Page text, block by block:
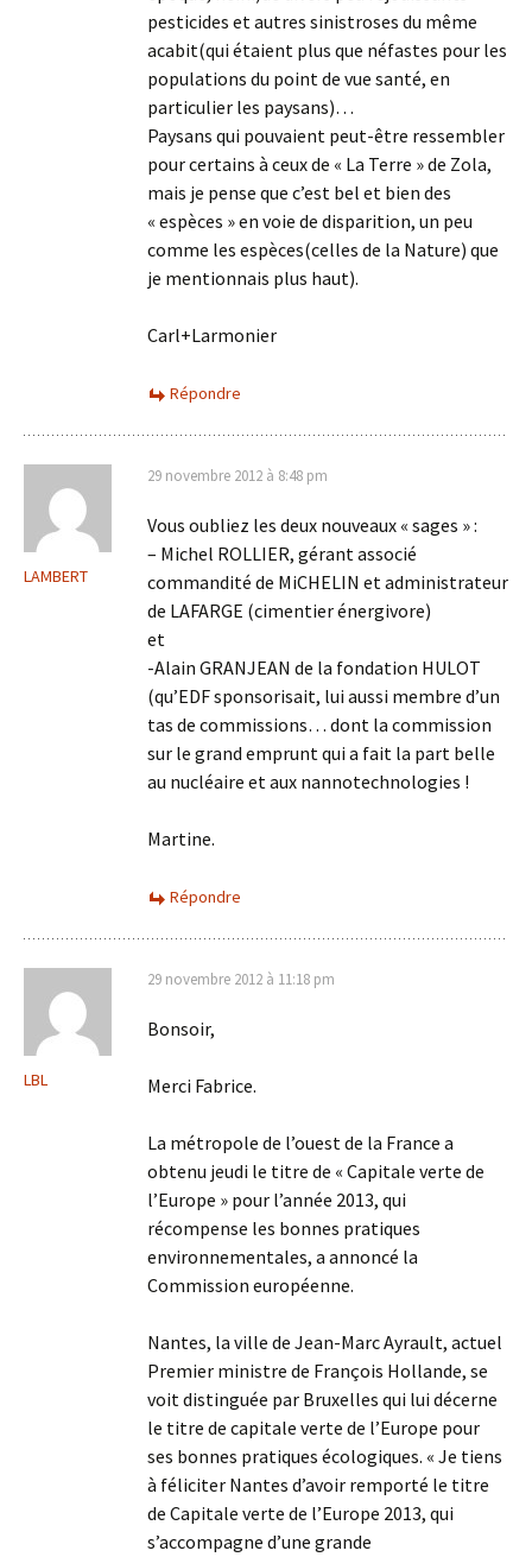
pesticides et autres sinistroses du même
acabit(qui étaient plus que néfastes pour les
populations du point de vue santé, en
particulier les paysans)…
Paysans qui pouvaient peut-être ressembler
pour certains à ceux de « La Terre » de Zola,
mais je pense que c’est bel et bien des
« espèces » en voie de disparition, un peu
comme les espèces(celles de la Nature) que
je mentionnais plus haut).
Carl+Larmonier
Répondre
LAMBERT
29 novembre 2012 à 8:48 pm
Vous oubliez les deux nouveaux « sages » :
– Michel ROLLIER, gérant associé
commandité de MiCHELIN et administrateur
de LAFARGE (cimentier énergivore)
et
-Alain GRANJEAN de la fondation HULOT
(qu’EDF sponsorisait, lui aussi membre d’un
tas de commissions… dont la commission
sur le grand emprunt qui a fait la part belle
au nucléaire et aux nannotechnologies !
Martine.
Répondre
LBL
29 novembre 2012 à 11:18 pm
Bonsoir,
Merci Fabrice.
La métropole de l’ouest de la France a
obtenu jeudi le titre de « Capitale verte de
l’Europe » pour l’année 2013, qui
récompense les bonnes pratiques
environnementales, a annoncé la
Commission européenne.
Nantes, la ville de Jean-Marc Ayrault, actuel
Premier ministre de François Hollande, se
voit distinguée par Bruxelles qui lui décerne
le titre de capitale verte de l’Europe pour
ses bonnes pratiques écologiques. « Je tiens
à féliciter Nantes d’avoir remporté le titre
de Capitale verte de l’Europe 2013, qui
s’accompagne d’une grande